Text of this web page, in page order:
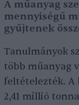
A műanyag
mennyiségű
gyűjtenek
Tanulmányok
több műanyag
feltételezték. A
2,41 millió